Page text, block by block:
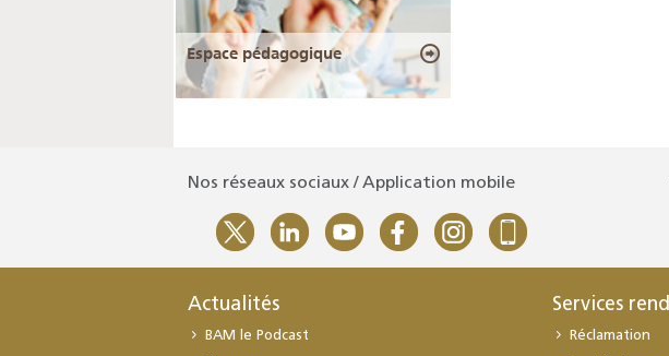
Espace pédagogique
Nos réseaux sociaux / Application mobile
Actualités
BAM le Podcast
Services
Réclamation